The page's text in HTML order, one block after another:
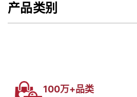
产品类别
100万+品类